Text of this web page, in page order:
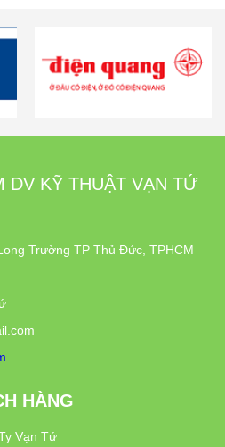
DV KỸ THUẬT VẠN TỨ
Trường TP Thủ Đức, TPHCM
HÀNG
Vạn Tứ